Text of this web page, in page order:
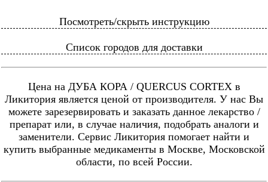
Посмотреть/скрыть инструкцию
Список городов для доставки
Цена на ДУБА КОРА / QUERCUS CORTEX в
Ликитория является ценой от производителя. У нас Вы
можете зарезервировать и заказать данное лекарство /
препарат или, в случае наличия, подобрать аналоги и
заменители. Сервис Ликитория помогает найти и
купить выбранные медикаменты в Москве, Московской
области, по всей России.